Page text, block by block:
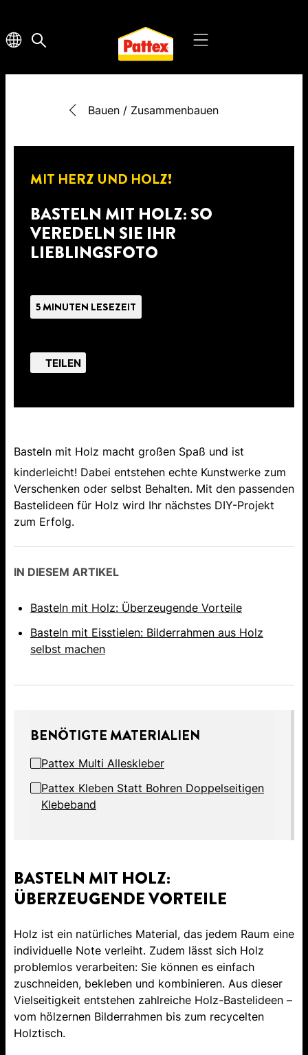
Bauen / Zusammenbauen
MIT HERZ UND HOLZ!
BASTELN MIT HOLZ: SO
VEREDELN SIE IHR
LIEBLINGSFOTO
5 MINUTEN LESEZEIT
TEILEN
Basteln mit Holz macht großen Spaß und ist
kinderleicht! Dabei entstehen echte Kunstwerke zum
Verschenken oder selbst Behalten. Mit den passenden
Bastelideen für Holz wird Ihr nächstes DIY-Projekt
zum Erfolg.
IN DIESEM ARTIKEL
Basteln mit Holz: Überzeugende Vorteile
Basteln mit Eisstielen: Bilderrahmen aus Holz
selbst machen
BASTELN MIT HOLZ:
ÜBERZEUGENDE VORTEILE
Holz ist ein natürliches Material, das jedem Raum eine
individuelle Note verleiht. Zudem lässt sich Holz
problemlos verarbeiten: Sie können es einfach
zuschneiden, bekleben und kombinieren. Aus dieser
Vielseitigkeit entstehen zahlreiche Holz-Bastelideen –
vom hölzernen Bilderrahmen bis zum recycelten
Holztisch.
BENÖTIGTE MATERIALIEN
Pattex Multi Alleskleber
Pattex Kleben Statt Bohren Doppelseitigen
Klebeband